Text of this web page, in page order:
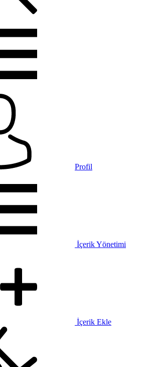
Profil
İçerik Yönetimi
İçerik Ekle